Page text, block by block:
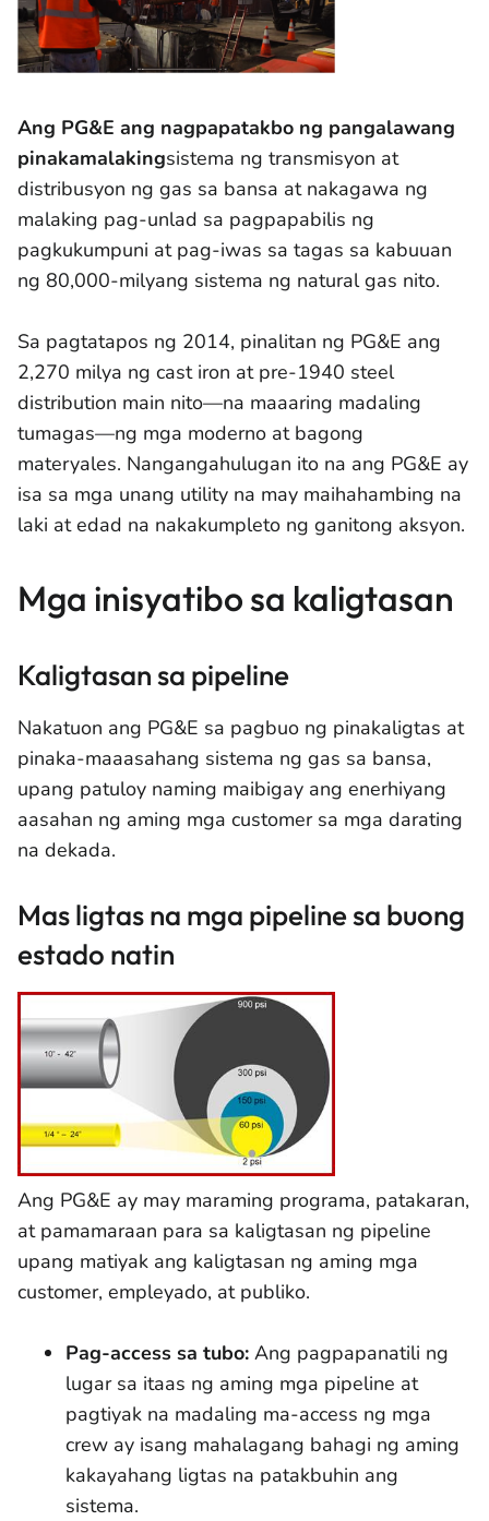
Ang PG&E ang nagpapatakbo ng pangalawang
pinakamalakingsistema ng transmisyon at
distribusyon ng gas sa bansa at nakagawa ng
malaking pag-unlad sa pagpapabilis ng
pagkukumpuni at pag-iwas sa tagas sa kabuuan
ng 80,000-milyang sistema ng natural gas nito.
Sa pagtatapos ng 2014, pinalitan ng PG&E ang
2,270 milya ng cast iron at pre-1940 steel
distribution main nito—na maaaring madaling
tumagas—ng mga moderno at bagong
materyales. Nangangahulugan ito na ang PG&E ay
isa sa mga unang utility na may maihahambing na
laki at edad na nakakumpleto ng ganitong aksyon.
Mga inisyatibo sa kaligtasan
Kaligtasan sa pipeline
Nakatuon ang PG&E sa pagbuo ng pinakaligtas at
pinaka-maaasahang sistema ng gas sa bansa,
upang patuloy naming maibigay ang enerhiyang
aasahan ng aming mga customer sa mga darating
na dekada.
Mas ligtas na mga pipeline sa buong
estado natin
Ang PG&E ay may maraming programa, patakaran,
at pamamaraan para sa kaligtasan ng pipeline
upang matiyak ang kaligtasan ng aming mga
customer, empleyado, at publiko.
Pag-access sa tubo: Ang pagpapanatili ng
lugar sa itaas ng aming mga pipeline at
pagtiyak na madaling ma-access ng mga
crew ay isang mahalagang bahagi ng aming
kakayahang ligtas na patakbuhin ang
sistema.